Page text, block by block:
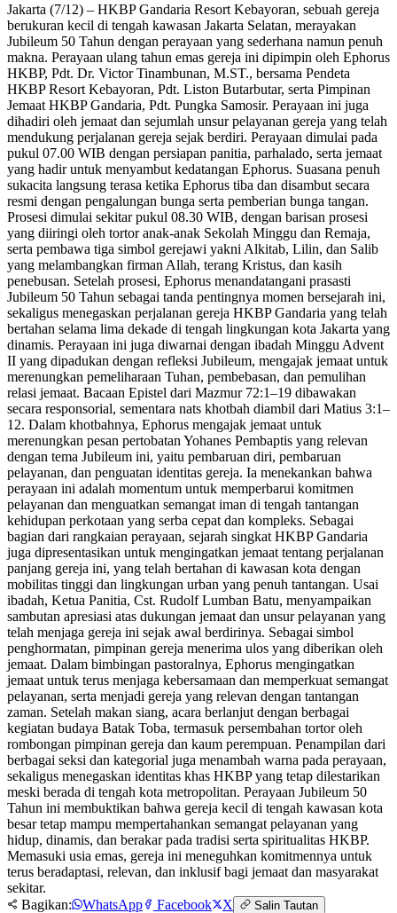
Jakarta (7/12) – HKBP Gandaria Resort Kebayoran, sebuah gereja
berukuran kecil di tengah kawasan Jakarta Selatan, merayakan
Jubileum 50 Tahun dengan perayaan yang sederhana namun penuh
makna. Perayaan ulang tahun emas gereja ini dipimpin oleh Ephorus
HKBP, Pdt. Dr. Victor Tinambunan, M.ST., bersama Pendeta
HKBP Resort Kebayoran, Pdt. Liston Butarbutar, serta Pimpinan
Jemaat HKBP Gandaria, Pdt. Pungka Samosir. Perayaan ini juga
dihadiri oleh jemaat dan sejumlah unsur pelayanan gereja yang telah
mendukung perjalanan gereja sejak berdiri. Perayaan dimulai pada
pukul 07.00 WIB dengan persiapan panitia, parhalado, serta jemaat
yang hadir untuk menyambut kedatangan Ephorus. Suasana penuh
sukacita langsung terasa ketika Ephorus tiba dan disambut secara
resmi dengan pengalungan bunga serta pemberian bunga tangan.
Prosesi dimulai sekitar pukul 08.30 WIB, dengan barisan prosesi
yang diiringi oleh tortor anak-anak Sekolah Minggu dan Remaja,
serta pembawa tiga simbol gerejawi yakni Alkitab, Lilin, dan Salib
yang melambangkan firman Allah, terang Kristus, dan kasih
penebusan. Setelah prosesi, Ephorus menandatangani prasasti
Jubileum 50 Tahun sebagai tanda pentingnya momen bersejarah ini,
sekaligus menegaskan perjalanan gereja HKBP Gandaria yang telah
bertahan selama lima dekade di tengah lingkungan kota Jakarta yang
dinamis. Perayaan ini juga diwarnai dengan ibadah Minggu Advent
II yang dipadukan dengan refleksi Jubileum, mengajak jemaat untuk
merenungkan pemeliharaan Tuhan, pembebasan, dan pemulihan
relasi jemaat. Bacaan Epistel dari Mazmur 72:1–19 dibawakan
secara responsorial, sementara nats khotbah diambil dari Matius 3:1–
12. Dalam khotbahnya, Ephorus mengajak jemaat untuk
merenungkan pesan pertobatan Yohanes Pembaptis yang relevan
dengan tema Jubileum ini, yaitu pembaruan diri, pembaruan
pelayanan, dan penguatan identitas gereja. Ia menekankan bahwa
perayaan ini adalah momentum untuk memperbarui komitmen
pelayanan dan menguatkan semangat iman di tengah tantangan
kehidupan perkotaan yang serba cepat dan kompleks. Sebagai
bagian dari rangkaian perayaan, sejarah singkat HKBP Gandaria
juga dipresentasikan untuk mengingatkan jemaat tentang perjalanan
panjang gereja ini, yang telah bertahan di kawasan kota dengan
mobilitas tinggi dan lingkungan urban yang penuh tantangan. Usai
ibadah, Ketua Panitia, Cst. Rudolf Lumban Batu, menyampaikan
sambutan apresiasi atas dukungan jemaat dan unsur pelayanan yang
telah menjaga gereja ini sejak awal berdirinya. Sebagai simbol
penghormatan, pimpinan gereja menerima ulos yang diberikan oleh
jemaat. Dalam bimbingan pastoralnya, Ephorus mengingatkan
jemaat untuk terus menjaga kebersamaan dan memperkuat semangat
pelayanan, serta menjadi gereja yang relevan dengan tantangan
zaman. Setelah makan siang, acara berlanjut dengan berbagai
kegiatan budaya Batak Toba, termasuk persembahan tortor oleh
rombongan pimpinan gereja dan kaum perempuan. Penampilan dari
berbagai seksi dan kategorial juga menambah warna pada perayaan,
sekaligus menegaskan identitas khas HKBP yang tetap dilestarikan
meski berada di tengah kota metropolitan. Perayaan Jubileum 50
Tahun ini membuktikan bahwa gereja kecil di tengah kawasan kota
besar tetap mampu mempertahankan semangat pelayanan yang
hidup, dinamis, dan berakar pada tradisi serta spiritualitas HKBP.
Memasuki usia emas, gereja ini meneguhkan komitmennya untuk
terus beradaptasi, relevan, dan inklusif bagi jemaat dan masyarakat
sekitar.
Bagikan:
WhatsApp Facebook X Salin Tautan